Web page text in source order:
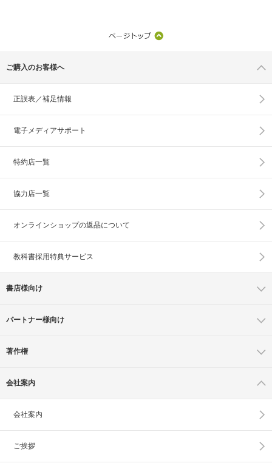
ご購入のお客様へ
正誤表／補足情報
電子メディアサポート
特約店一覧
協力店一覧
オンラインショップの返品について
教科書採用特典サービス
書店様向け
パートナー様向け
著作権
会社案内
会社案内
ご挨拶